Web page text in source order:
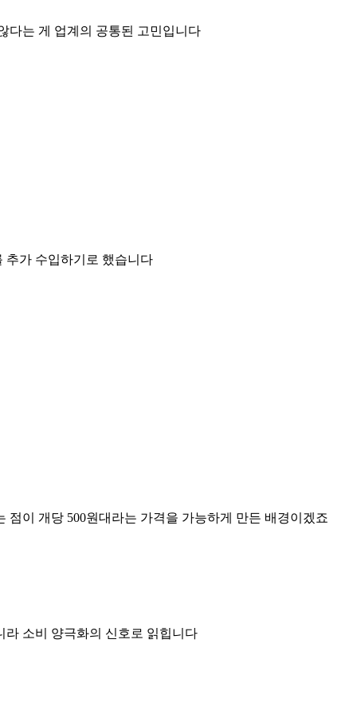
다는 게 업계의 공통된 고민입니다
추가 수입하기로 했습니다
이 개당 500원대라는 가격을 가능하게 만든 배경이겠죠
소비 양극화의 신호로 읽힙니다